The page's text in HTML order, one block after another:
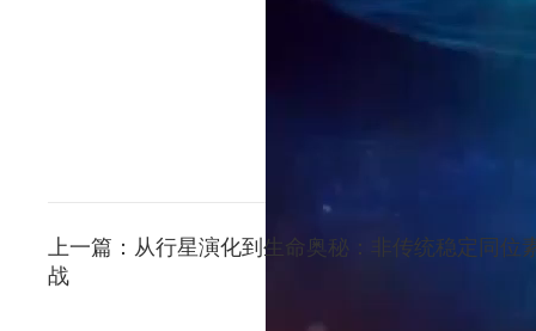
上一篇： 从行星演化到生命奥秘：非传统稳定同位
战